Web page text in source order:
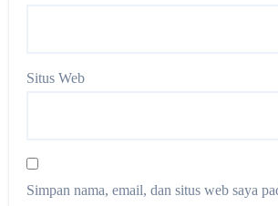
Situs Web
Simpan nama, email, dan situs web saya